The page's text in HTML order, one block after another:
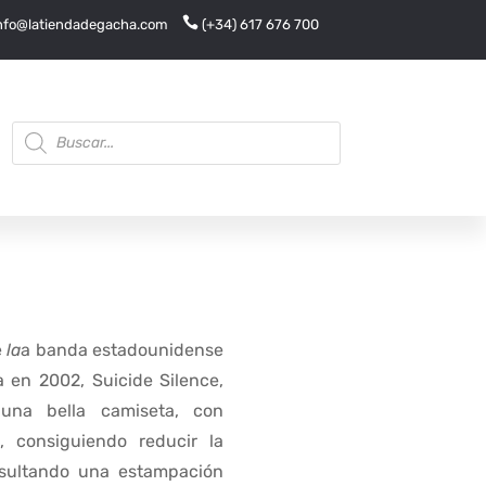
 (+34) 617 676 700
Búsqueda
de
productos
laa banda estadounidense
en 2002, Suicide Silence,
bella camiseta, con
consiguiendo reducir la
una estampación